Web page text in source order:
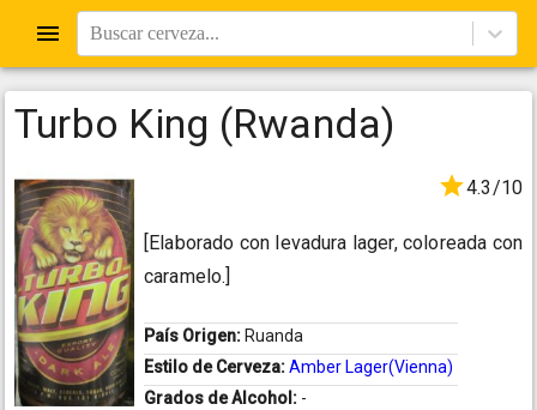
Buscar cerveza...
Turbo King (Rwanda)
4.3/10
[Elaborado con levadura lager, coloreada con
caramelo.]
País Origen: Ruanda
Estilo de Cerveza:Amber Lager(Vienna)
Grados de Alcohol: -